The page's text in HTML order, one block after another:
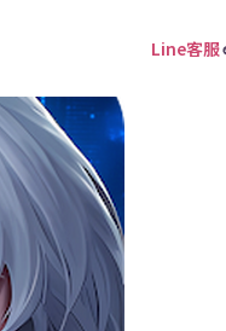
Line客服